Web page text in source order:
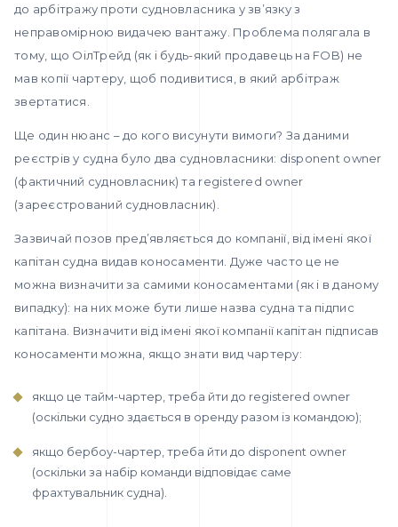
до арбітражу проти судновласника у зв’язку з
неправомірною видачею вантажу. Проблема полягала в
тому, що ОілТрейд (як і будь-який продавець на FOB) не
мав копії чартеру, щоб подивитися, в який арбітраж
звертатися.
Ще один нюанс – до кого висунути вимоги? За даними
реєстрів у судна було два судновласники: disponent owner
(фактичний судновласник) та registered owner
(зареєстрований судновласник).
Зазвичай позов пред’являється до компанії, від імені якої
капітан судна видав коносаменти. Дуже часто це не
можна визначити за самими коносаментами (як і в даному
випадку): на них може бути лише назва судна та підпис
капітана. Визначити від імені якої компанії капітан підписав
коносаменти можна, якщо знати вид чартеру:
якщо це тайм-чартер, треба йти до registered owner
(оскільки судно здається в оренду разом із командою);
якщо бербоу-чартер, треба йти до disponent owner
(оскільки за набір команди відповідає саме
фрахтувальник судна).